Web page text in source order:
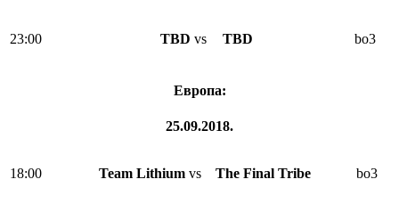
23:00 TBD vs TBD bo3
Европа:
25.09.2018.
18:00 Team Lithium vs The Final Tribe bo3